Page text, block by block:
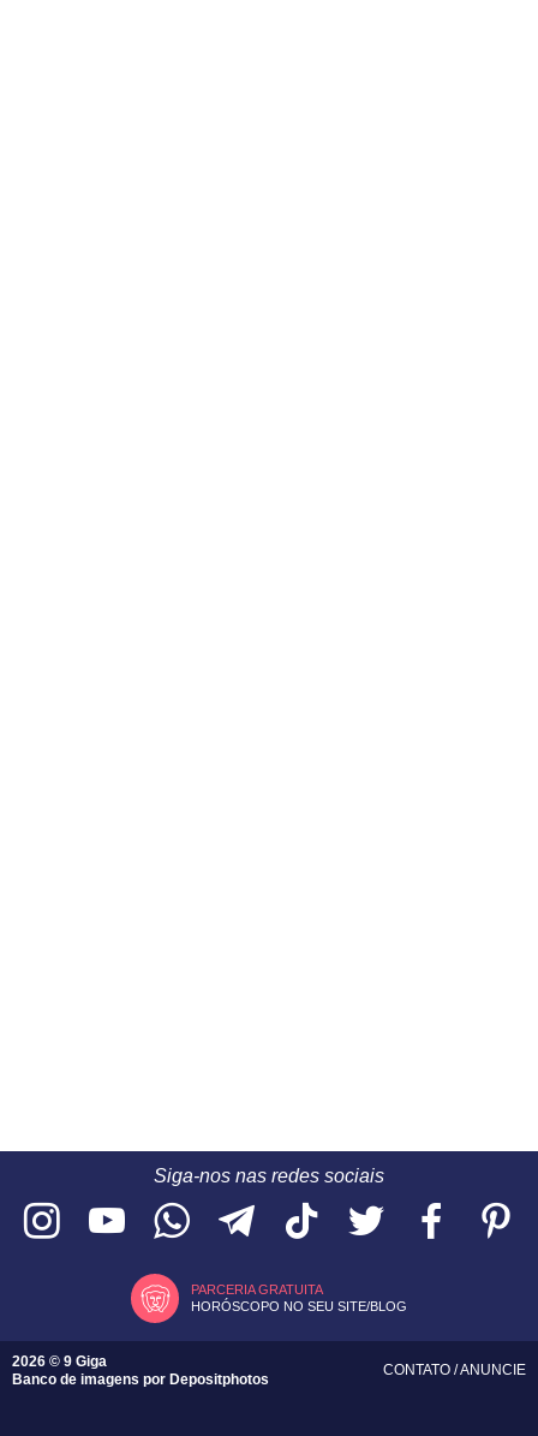
Siga-nos nas redes sociais
PARCERIA GRATUITA
HORÓSCOPO NO SEU SITE/BLOG
2026 © 9 Giga
Banco de imagens por Depositphotos
CONTATO /ANUNCIE